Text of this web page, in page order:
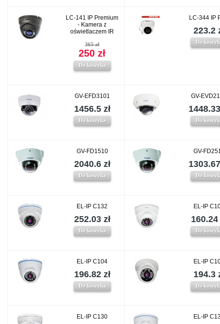
LC-141 IP Premium
- Kamera z
oświetlaczem IR
365 zł
250 zł
Do koszyka
LC-344 IP
223.2
Do
GV-EFD3101
1456.5 zł
Do koszyka
GV-
Do
GV-FD1510
2040.6 zł
Do koszyka
GV-
Do
EL-IP C132
252.03 zł
Do koszyka
EL-IP
160.24
Do
EL-IP C104
196.82 zł
Do koszyka
EL-IP
194.3
Do
EL-IP C130 EL-IP